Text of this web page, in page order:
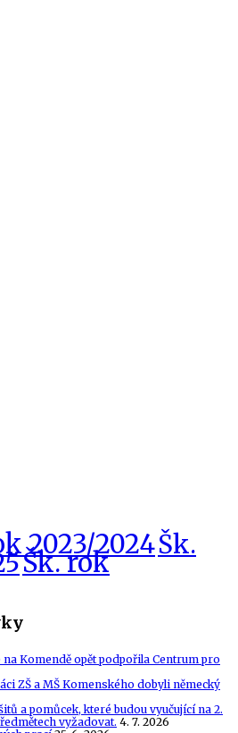
2023/2024Šk.
Šk. rok
Komendě opět podpořila Centrum pro
ZŠ a MŠ Komenského dobyli německý
a pomůcek, které budou vyučující na 2.
vyžadovat. 4. 7. 2026